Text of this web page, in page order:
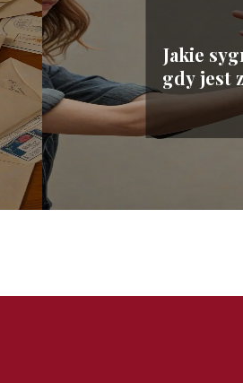
Jakie
gdy jest